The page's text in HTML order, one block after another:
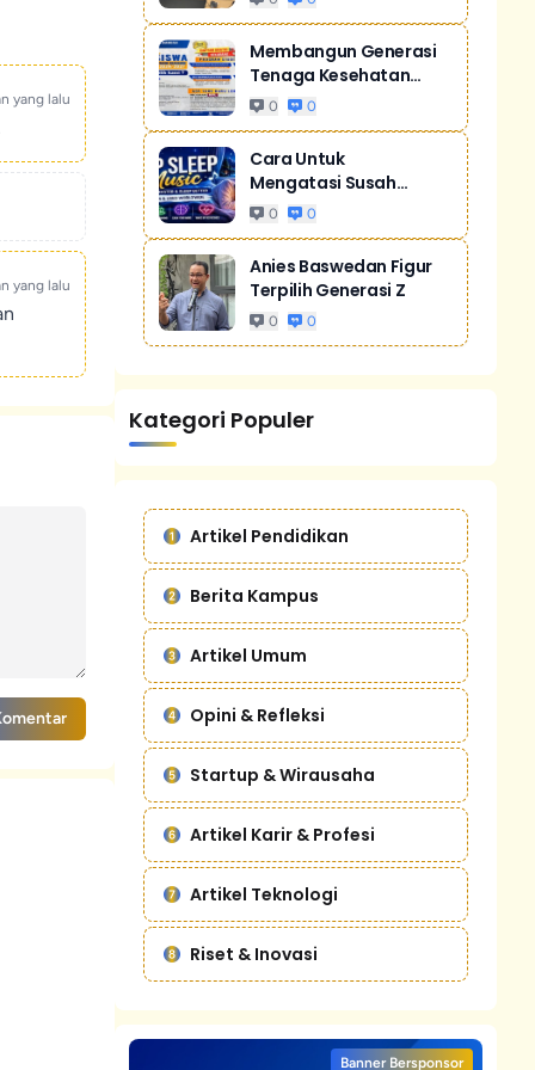
yang lalu
yang lalu
Membangun Generasi
Tenaga Kesehatan
Unggul Dan Men...
0 0
Cara Untuk
Mengatasi Susah
Tidur Akibat Stres
0 0
Anies Baswedan Figur
Terpilih Generasi Z
0 0
Kategori Populer
Artikel Pendidikan
Berita Kampus
Artikel Umum
Opini & Refleksi
Startup & Wirausaha
Artikel Karir & Profesi
Artikel Teknologi
Riset & Inovasi
Banner Bersponsor